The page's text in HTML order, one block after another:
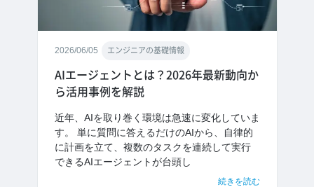
2026/06/05 エンジニアの基礎情報
AIエージェントとは？2026年最新動向か
ら活用事例を解説
近年、AIを取り巻く環境は急速に変化していま
す。 単に質問に答えるだけのAIから、自律的
に計画を立て、複数のタスクを連続して実行
できるAIエージェントが台頭し
続きを読む